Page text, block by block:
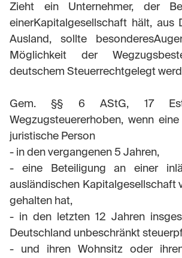
Zieht ein Unternehmer, der
einerKapitalgesellschaft hält, aus
Ausland, sollte
Möglichkeit der
deutschem Steuerrechtgelegt
Gem. §§ 6 AStG, 17
Wegzugsteuererhoben, wenn
juristische Person
- in den vergangenen 5 Jahren,
- eine Beteiligung an einer
ausländischen Kapitalgesellschaft
gehalten hat,
- in den letzten 12 Jahren
Deutschland unbeschränkt
- und ihren Wohnsitz oder